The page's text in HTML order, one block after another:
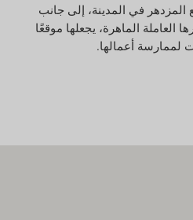
المزدهر في المدينة، إلى جانب
العاملة الماهرة، يجعلها موقعًا
لممارسة أعمالها.